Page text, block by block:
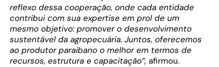
reflexo dessa cooperação, onde cada entidade
contribui com sua expertise em prol de um
mesmo objetivo: promover o desenvolvimento
sustentável da agropecuária. Juntos, oferecemos
ao produtor paraibano o melhor em termos de
recursos, estrutura e capacitação”, afirmou.